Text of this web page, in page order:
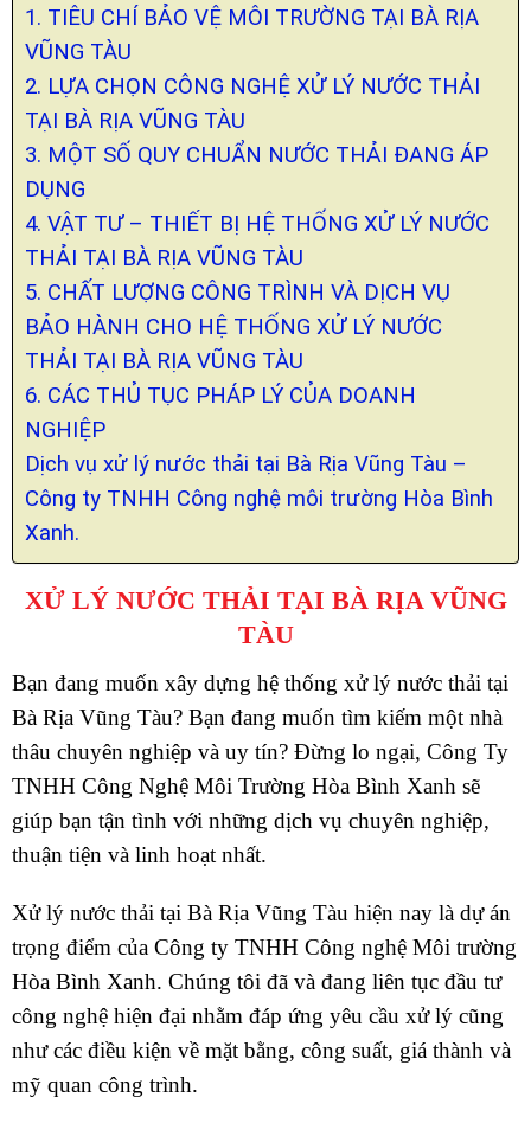
1. TIÊU CHÍ BẢO VỆ MÔI TRƯỜNG TẠI BÀ RỊA
VŨNG TÀU
2. LỰA CHỌN CÔNG NGHỆ XỬ LÝ NƯỚC THẢI
TẠI BÀ RỊA VŨNG TÀU
3. MỘT SỐ QUY CHUẨN NƯỚC THẢI ĐANG ÁP
DỤNG
4. VẬT TƯ – THIẾT BỊ HỆ THỐNG XỬ LÝ NƯỚC
THẢI TẠI BÀ RỊA VŨNG TÀU
5. CHẤT LƯỢNG CÔNG TRÌNH VÀ DỊCH VỤ
BẢO HÀNH CHO HỆ THỐNG XỬ LÝ NƯỚC
THẢI TẠI BÀ RỊA VŨNG TÀU
6. CÁC THỦ TỤC PHÁP LÝ CỦA DOANH
NGHIỆP
Dịch vụ xử lý nước thải tại Bà Rịa Vũng Tàu –
Công ty TNHH Công nghệ môi trường Hòa Bình
Xanh.
XỬ LÝ NƯỚC THẢI TẠI BÀ RỊA VŨNG
TÀU
Bạn đang muốn xây dựng hệ thống xử lý nước thải tại
Bà Rịa Vũng Tàu? Bạn đang muốn tìm kiếm một nhà
thâu chuyên nghiệp và uy tín? Đừng lo ngại, Công Ty
TNHH Công Nghệ Môi Trường Hòa Bình Xanh sẽ
giúp bạn tận tình với những dịch vụ chuyên nghiệp,
thuận tiện và linh hoạt nhất.
Xử lý nước thải tại Bà Rịa Vũng Tàu hiện nay là dự án
trọng điểm của Công ty TNHH Công nghệ Môi trường
Hòa Bình Xanh. Chúng tôi đã và đang liên tục đầu tư
công nghệ hiện đại nhằm đáp ứng yêu cầu xử lý cũng
như các điều kiện về mặt bằng, công suất, giá thành và
mỹ quan công trình.